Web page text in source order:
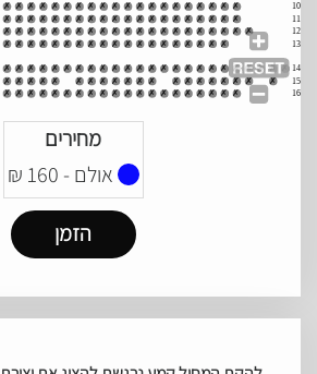
10
✗
✗
✗
✗
✗
✗
✗
✗
✗
✗
✗
✗
✗
✗
✗
✗
✗
✗
✗
✗
11
✗
✗
✗
✗
✗
✗
✗
✗
✗
✗
✗
✗
✗
✗
✗
✗
✗
✗
✗
✗
12
✗
✗
✗
✗
✗
✗
✗
✗
✗
✗
✗
✗
✗
✗
✗
✗
✗
✗
✗
✗
✗
13
✗
✗
✗
✗
✗
✗
✗
✗
✗
✗
✗
✗
✗
✗
✗
✗
✗
✗
✗
14
✗
✗
✗
✗
✗
✗
✗
✗
✗
✗
✗
✗
✗
✗
✗
✗
✗
✗
✗
✗
✗
✗
✗
✗
15
✗
✗
✗
✗
✗
✗
✗
✗
✗
✗
✗
✗
✗
✗
✗
✗
✗
✗
✗
✗
16
✗
✗
✗
✗
✗
✗
✗
✗
✗
✗
✗
✗
✗
✗
✗
✗
✗
✗
✗
✗
מחירים
אולם - 160
₪
הזמן